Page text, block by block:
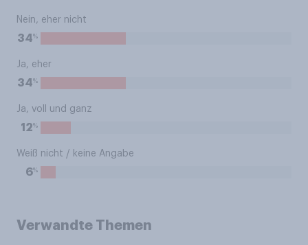
Nein, eher nicht
34%
Ja, eher
34%
Ja, voll und ganz
12%
Weiß nicht / keine Angabe
6%
Verwandte Themen